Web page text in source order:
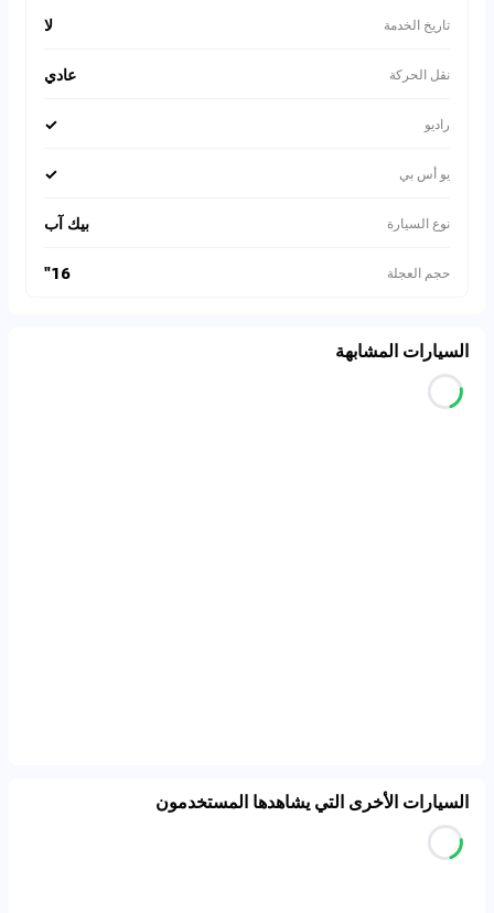
تاريخ الخدمة لا
نقل الحركة عادي
راديو ✓
يو أس بي ✓
نوع السيارة بيك آب
حجم العجلة 16"
السيارات المشابهة
السيارات الأخرى التي يشاهدها المستخدمون